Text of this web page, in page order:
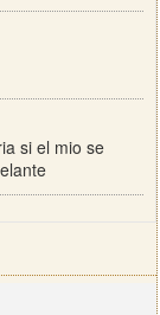
si el mio se